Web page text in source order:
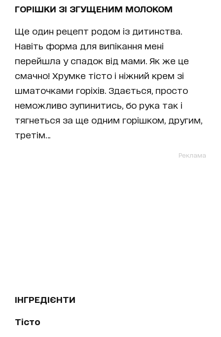
ГОРІШКИ ЗІ ЗГУЩЕНИМ МОЛОКОМ
Ще один рецепт родом із дитинства.
Навіть форма для випікання мені
перейшла у спадок від мами. Як же це
смачно! Хрумке тісто і ніжний крем зі
шматочками горіхів. Здається, просто
неможливо зупинитись, бо рука так і
тягнеться за ще одним горішком, другим,
третім…
Реклама
ІНГРЕДІЄНТИ
Тісто